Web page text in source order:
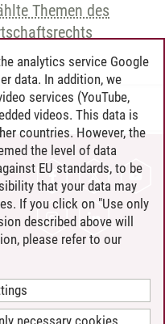
Themen des
analytics service Google
data. In addition, we
services (YouTube,
videos. This data is
countries. However, the
the level of data
EU standards, to be
that your data may
If you click on "Use only
described above will
please refer to our
necessary cookies